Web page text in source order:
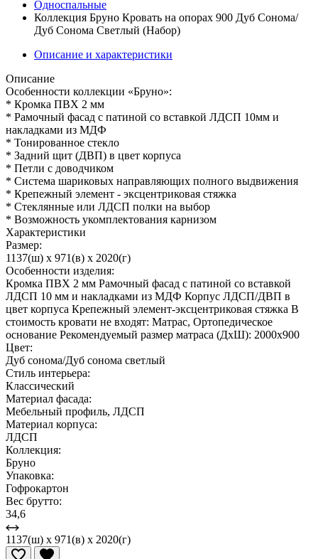
Односпальные
Коллекция Бруно Кровать на опорах 900 Дуб Сонома/
Дуб Сонома Светлый (Набор)
Описание и характеристики
Описание
Особенности коллекции «Бруно»:
* Кромка ПВХ 2 мм
* Рамочный фасад с патиной со вставкой ЛДСП 10мм и
накладками из МДФ
* Тонированное стекло
* Задний щит (ДВП) в цвет корпуса
* Петли с доводчиком
* Система шариковых направляющих полного выдвижения
* Крепежный элемент - эксцентриковая стяжка
* Стеклянные или ЛДСП полки на выбор
* Возможность укомплектования карнизом
Характеристики
Размер:
1137(ш) x 971(в) x 2020(г)
Особенности изделия:
Кромка ПВХ 2 мм Рамочный фасад с патиной со вставкой
ЛДСП 10 мм и накладками из МДФ Корпус ЛДСП/ДВП в
цвет корпуса Крепежный элемент-эксцентриковая стяжка В
стоимость кровати не входят: Матрас, Ортопедическое
основание Рекомендуемый размер матраса (ДхШ): 2000х900
Цвет:
Дуб сонома/Дуб сонома светлый
Стиль интерьера:
Классический
Материал фасада:
Мебельный профиль, ЛДСП
Материал корпуса:
ЛДСП
Коллекция:
Бруно
Упаковка:
Гофрокартон
Вес брутто:
34,6
1137(ш) x 971(в) x 2020(г)